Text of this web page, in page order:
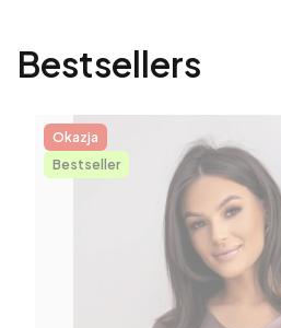
Bestsellers
Okazja
Bestseller